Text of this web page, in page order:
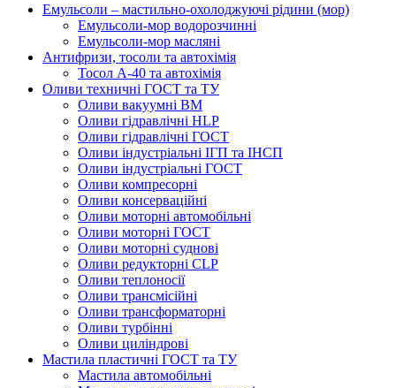
Емульсоли – мастильно-охолоджуючі рідини (мор)
Емульсоли-мор водорозчинні
Емульсоли-мор масляні
Антифризи, тосоли та автохімія
Тосол А-40 та автохімія
Оливи техничні ГОСТ та ТУ
Оливи вакуумні ВМ
Оливи гідравлічні HLP
Оливи гідравлічні ГОСТ
Оливи індустріальні ІГП та ІНСП
Оливи індустріальні ГОСТ
Оливи компресорні
Оливи консерваційні
Оливи моторні автомобільні
Оливи моторні ГОСТ
Оливи моторні суднові
Оливи редукторні CLP
Оливи теплоносії
Оливи трансмісійні
Оливи трансформаторні
Оливи турбінні
Оливи циліндрові
Мастила пластичні ГОСТ та ТУ
Мастила автомобільні